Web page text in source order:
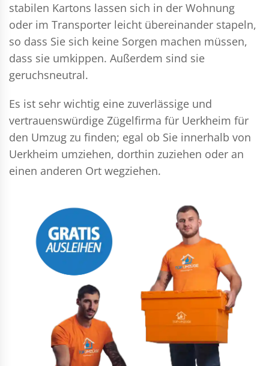
stabilen Kartons lassen sich in der Wohnung
oder im Transporter leicht übereinander stapeln,
so dass Sie sich keine Sorgen machen müssen,
dass sie umkippen. Außerdem sind sie
geruchsneutral.
Es ist sehr wichtig eine zuverlässige und
vertrauenswürdige Zügelfirma für Uerkheim für
den Umzug zu finden; egal ob Sie innerhalb von
Uerkheim umziehen, dorthin zuziehen oder an
einen anderen Ort wegziehen.